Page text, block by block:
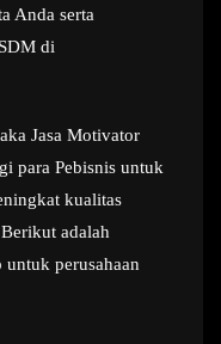
Anda serta
di
Jasa Motivator
para Pebisnis untuk
kualitas
adalah
perusahaan